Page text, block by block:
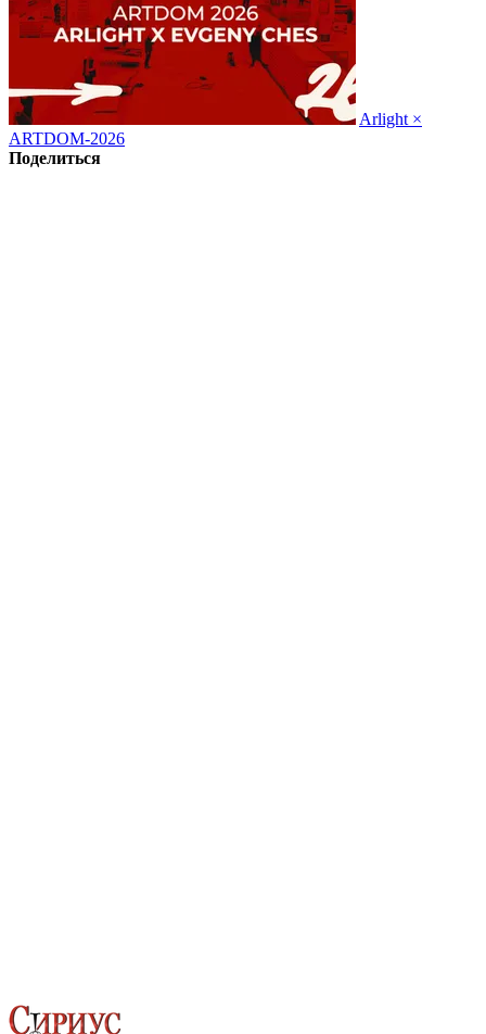
Arlight ×
ARTDOM-2026
Поделиться